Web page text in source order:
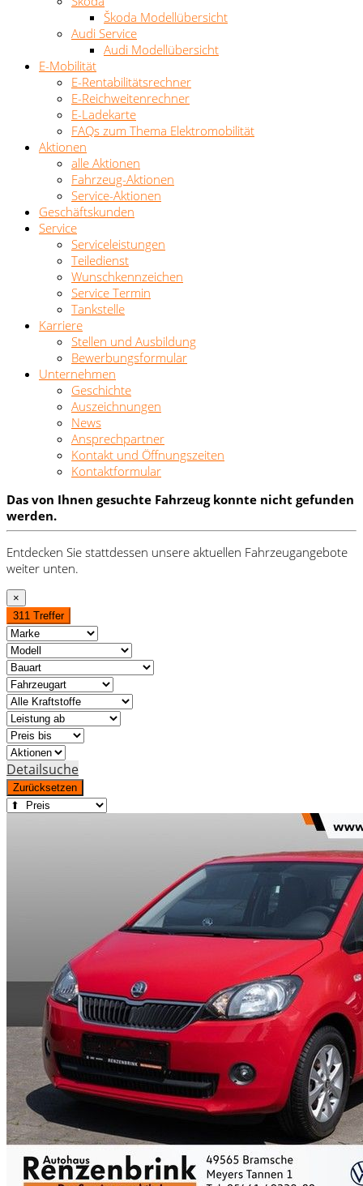
Škoda Modellübersicht
Audi Service
Audi Modellübersicht
E-Mobilität
E-Rentabilitätsrechner
E-Reichweitenrechner
E-Ladekarte
FAQs zum Thema Elektromobilität
Aktionen
alle Aktionen
Fahrzeug-Aktionen
Service-Aktionen
Geschäftskunden
Service
Serviceleistungen
Teiledienst
Wunschkennzeichen
Service Termin
Tankstelle
Karriere
Stellen und Ausbildung
Bewerbungsformular
Unternehmen
Geschichte
Auszeichnungen
News
Ansprechpartner
Kontakt und Öffnungszeiten
Kontaktformular
Das von Ihnen gesuchte Fahrzeug konnte nicht gefunden
werden.
Entdecken Sie stattdessen unsere aktuellen Fahrzeugangebote
weiter unten.
×
311 Treffer
Detailsuche
Zurücksetzen